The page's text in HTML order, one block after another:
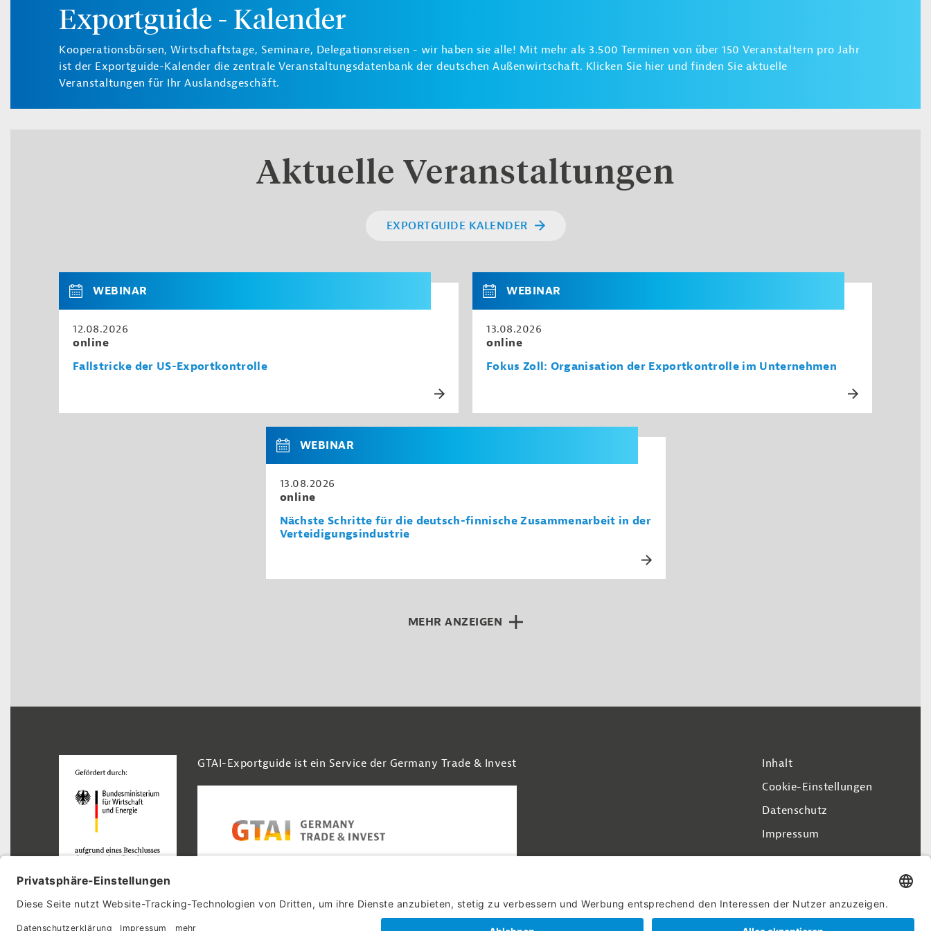
Exportguide - Kalender
Kooperationsbörsen, Wirtschaftstage, Seminare, Delegationsreisen - wir haben sie alle! Mit mehr als 3.500 Terminen von über 150 Veranstaltern pro Jahr
ist der Exportguide-Kalender die zentrale Veranstaltungsdatenbank der deutschen Außenwirtschaft. Klicken Sie hier und finden Sie aktuelle
Veranstaltungen für Ihr Auslandsgeschäft.
Aktuelle Veranstaltungen
EXPORTGUIDE KALENDER
WEBINAR
12.08.2026
online
Fallstricke der US-Exportkontrolle
WEBINAR
13.08.2026
online
Fokus Zoll: Organisation der Exportkontrolle im Unternehmen
WEBINAR
13.08.2026
online
Nächste Schritte für die deutsch-finnische Zusammenarbeit in der
Verteidigungsindustrie
MEHR ANZEIGEN
GTAI-Exportguide ist ein Service der Germany Trade & Invest
Footer Navigation
Inhalt
Cookie-Einstellungen
Datenschutz
Impressum